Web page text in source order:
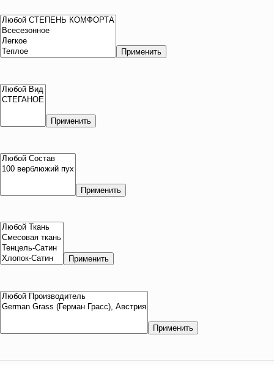
Применить
Применить
Применить
Применить
Применить